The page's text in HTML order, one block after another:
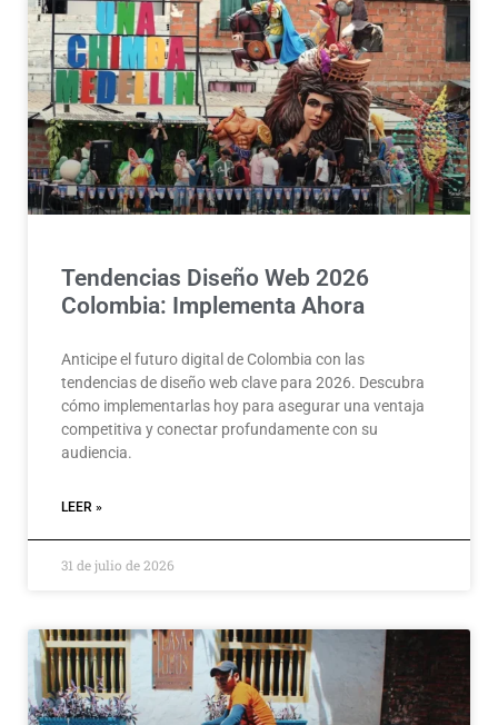
Tendencias Diseño Web 2026
Colombia: Implementa Ahora
Anticipe el futuro digital de Colombia con las
tendencias de diseño web clave para 2026. Descubra
cómo implementarlas hoy para asegurar una ventaja
competitiva y conectar profundamente con su
audiencia.
LEER »
31 de julio de 2026